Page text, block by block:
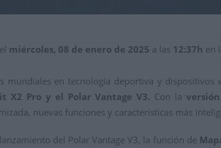
miércoles, 08 de enero de 2025 a las 12:37h en
mundiales en tecnología deportiva y dispositivos
X2 Pro y el Polar Vantage V3. Con la
nuevas funciones y características más
del Polar Vantage V3, la función de